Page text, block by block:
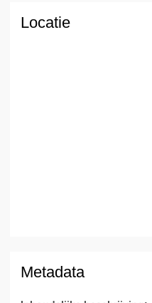
Locatie
Metadata